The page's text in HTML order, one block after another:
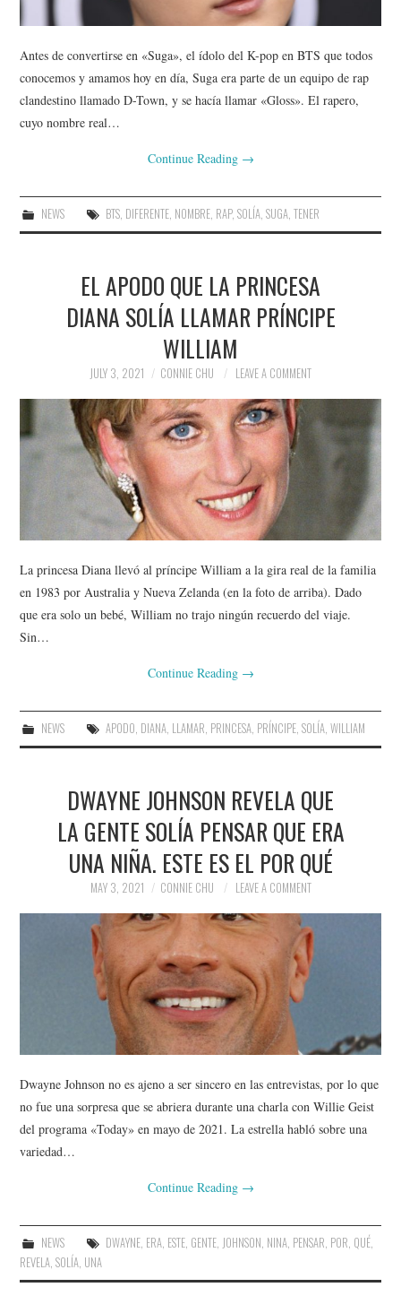
Antes de convertirse en «Suga», el ídolo del K-pop en BTS que todos
conocemos y amamos hoy en día, Suga era parte de un equipo de rap
clandestino llamado D-Town, y se hacía llamar «Gloss». El rapero,
cuyo nombre real…
Continue Reading →
NEWS BTS, DIFERENTE, NOMBRE, RAP, SOLÍA, SUGA, TENER
EL APODO QUE LA PRINCESA
DIANA SOLÍA LLAMAR PRÍNCIPE
WILLIAM
JULY 3, 2021 CONNIE CHU LEAVE A COMMENT
La princesa Diana llevó al príncipe William a la gira real de la familia
en 1983 por Australia y Nueva Zelanda (en la foto de arriba). Dado
que era solo un bebé, William no trajo ningún recuerdo del viaje.
Sin…
Continue Reading →
NEWS APODO, DIANA, LLAMAR, PRINCESA, PRÍNCIPE, SOLÍA, WILLIAM
DWAYNE JOHNSON REVELA QUE
LA GENTE SOLÍA PENSAR QUE ERA
UNA NIÑA. ESTE ES EL POR QUÉ
MAY 3, 2021 CONNIE CHU LEAVE A COMMENT
Dwayne Johnson no es ajeno a ser sincero en las entrevistas, por lo que
no fue una sorpresa que se abriera durante una charla con Willie Geist
del programa «Today» en mayo de 2021. La estrella habló sobre una
variedad…
Continue Reading →
NEWS DWAYNE, ERA, ESTE, GENTE, JOHNSON, NINA, PENSAR, POR, QUÉ,
REVELA,SOLÍA, UNA